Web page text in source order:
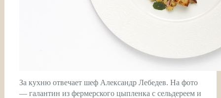
За кухню отвечает шеф Александр Лебедев. На фото
— галантин из фермерского цыпленка с сельдереем и